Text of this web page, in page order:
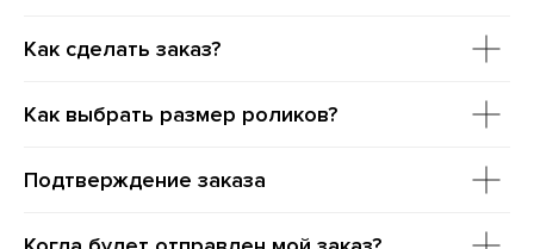
Как сделать заказ?
Как выбрать размер роликов?
Подтверждение заказа